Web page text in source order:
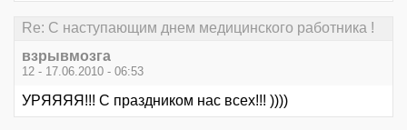
Re: С наступающим днем медицинского работника !
взрывмозга
12 - 17.06.2010 - 06:53
УРЯЯЯЯ!!! С праздником нас всех!!! ))))